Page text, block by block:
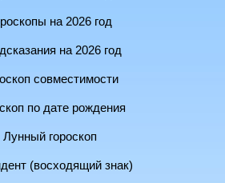
на 2026 год
на 2026 год
совместимости
по дате рождения
Лунный гороскоп
(восходящий знак)